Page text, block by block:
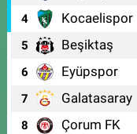
4 Kocaelispor
5 Beşiktaş
6 Eyüpspor
7 Galatasaray
8 Çorum FK